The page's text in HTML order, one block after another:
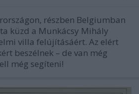
részben Belgiumban
küzd a Munkácsy Mihály
villa felújításáért. Az elért
beszélnek – de van még
még segíteni!